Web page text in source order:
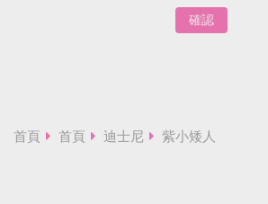
確認
首頁 首頁 迪士尼 紫小矮人